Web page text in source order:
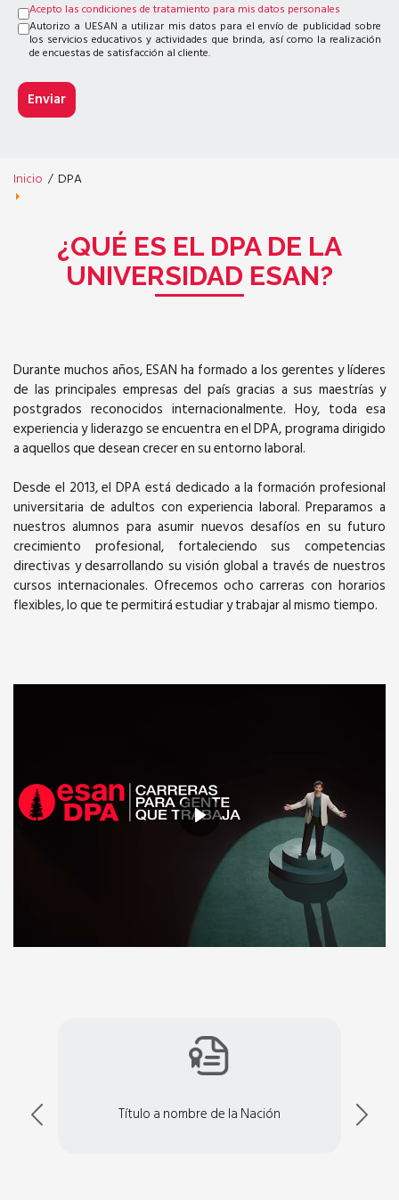
Acepto las condiciones de tratamiento para mis datos personales
Autorizo a UESAN a utilizar mis datos para el envío de publicidad sobre
los servicios educativos y actividades que brinda, así como la realización
de encuestas de satisfacción al cliente.
Inicio / DPA
¿QUÉ ES EL DPA DE LA
UNIVERSIDAD ESAN?
Durante muchos años, ESAN ha formado a los gerentes y líderes
de las principales empresas del país gracias a sus maestrías y
postgrados reconocidos internacionalmente. Hoy, toda esa
experiencia y liderazgo se encuentra en el DPA, programa dirigido
a aquellos que desean crecer en su entorno laboral.
Desde el 2013, el DPA está dedicado a la formación profesional
universitaria de adultos con experiencia laboral. Preparamos a
nuestros alumnos para asumir nuevos desafíos en su futuro
crecimiento profesional, fortaleciendo sus competencias
directivas y desarrollando su visión global a través de nuestros
cursos internacionales. Ofrecemos ocho carreras con horarios
flexibles, lo que te permitirá estudiar y trabajar al mismo tiempo.
Título a nombre de la Nación